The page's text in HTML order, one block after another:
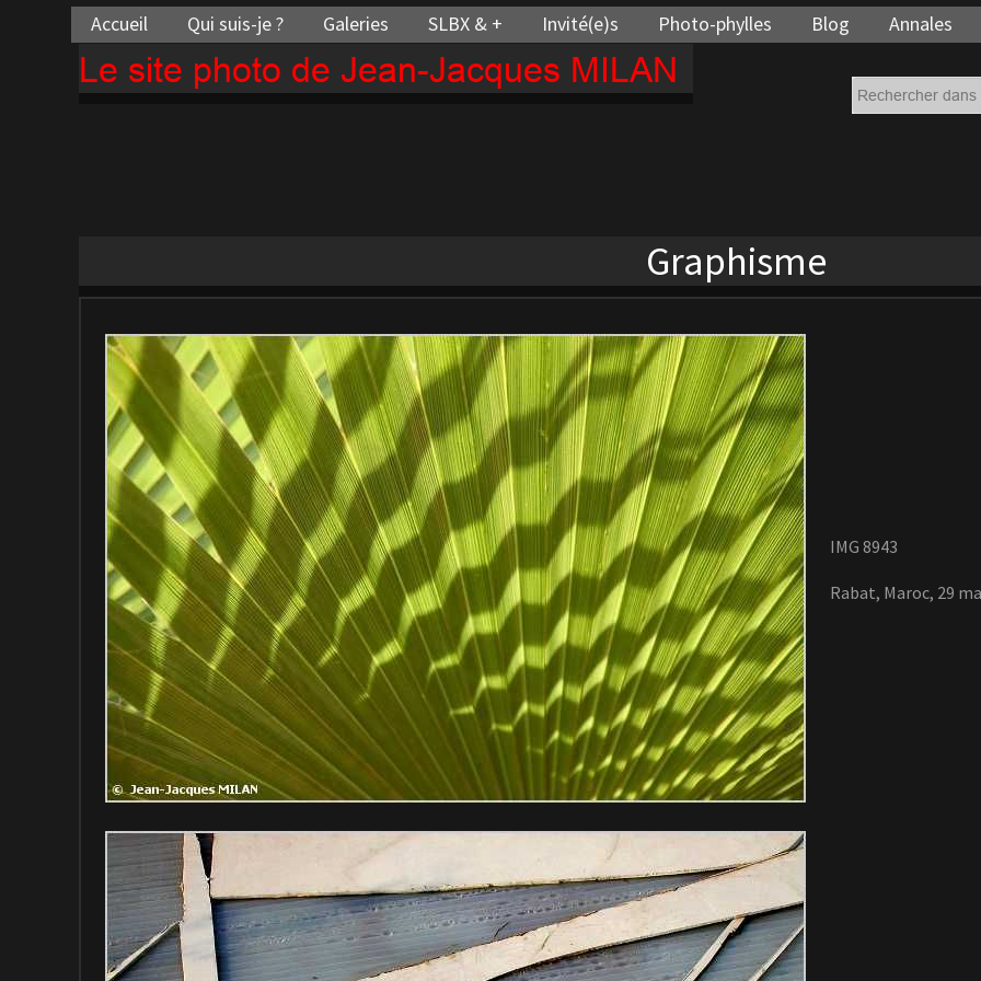
Le site photo de Jean-Jacques MILAN
Accueil Qui suis-je ? Galeries SLBX & + Invité(e)s Photo-phylles Blog Annales
Graphisme
IMG 8943
Rabat, Maroc, 29